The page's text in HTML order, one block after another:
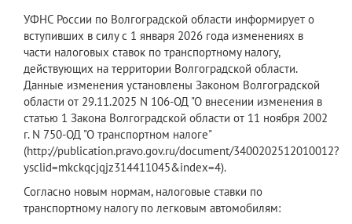
УФНС России по Волгоградской области информирует о
вступивших в силу с 1 января 2026 года изменениях в
части налоговых ставок по транспортному налогу,
действующих на территории Волгоградской области.
Данные изменения установлены Законом Волгоградской
области от 29.11.2025 N 106-ОД "О внесении изменения в
статью 1 Закона Волгоградской области от 11 ноября 2002
г. N 750-ОД "О транспортном налоге"
(http://publication.pravo.gov.ru/document/3400202512010012?
ysclid=mkckqcjqjz314411045&index=4).
Согласно новым нормам, налоговые ставки по
транспортному налогу по легковым автомобилям: